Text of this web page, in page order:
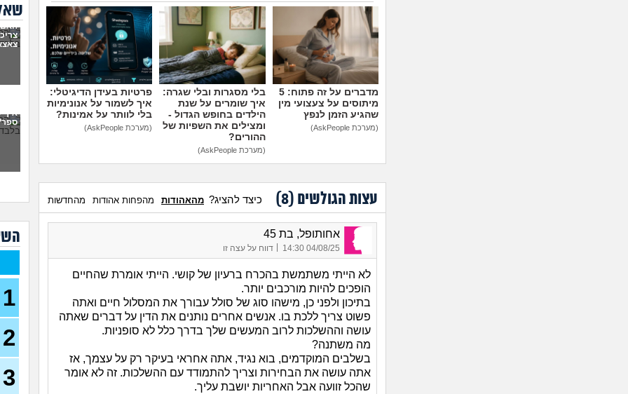
מדברים על זה פתוח: 5
מיתוסים על צעצועי מין
שהגיע הזמן לנפץ
(מערכת AskPeople)
בלי מסגרות ובלי שגרה:
איך שומרים על שנת
הילדים בחופש הגדול -
ומצילים את השפיות של
ההורים?
(מערכת AskPeople)
פרטיות בעידן הדיגיטלי:
איך לשמור על אנונימיות
בלי לוותר על אמינות?
(מערכת AskPeople)
עצות הגולשים (8
) כיצד להציג? מהאהודות מהפחות אהודות מהחדשות
אחותופל, בת 45
04/08/25 14:30 דווח על עצה זו
לא הייתי משתמשת בהכרח ברעיון של קושי. הייתי אומרת שהחיים
הופכים להיות מורכבים יותר.
בתיכון ולפני כן, מישהו סוג של סולל עבורך את המסלול חיים ואתה
פשוט צריך ללכת בו. אנשים אחרים נותנים את הדין על דברים שאתה
עושה וההשלכות לרוב המעשים שלך בדרך כלל לא סופניות.
מה משתנה?
בשלבים המוקדמים, בוא נגיד, אתה אחראי בעיקר רק על עצמך, אז
אתה עושה את הבחירות וצריך להתמודד עם ההשלכות. זה לא אומר
שהכל זוועה אבל האחריות יושבת עליך.
(nono, בת 15)
לא
האם
איך
1
2
3